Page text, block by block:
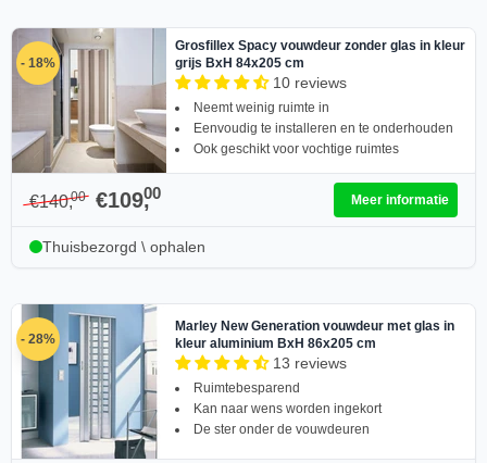
- 18%
Grosfillex Spacy vouwdeur zonder glas in kleur
grijs BxH 84x205 cm
10 reviews
Neemt weinig ruimte in
Eenvoudig te installeren en te onderhouden
Ook geschikt voor vochtige ruimtes
€140,00 €109,
00 Meer informatie
Thuisbezorgd \ ophalen
- 28%
Marley New Generation vouwdeur met glas in
kleur aluminium BxH 86x205 cm
13 reviews
Ruimtebesparend
Kan naar wens worden ingekort
De ster onder de vouwdeuren